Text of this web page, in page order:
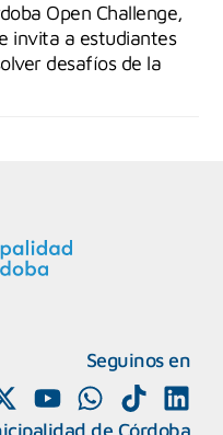
Open Challenge,
invita a estudiantes
desafíos de la
Seguinos en
de Córdoba